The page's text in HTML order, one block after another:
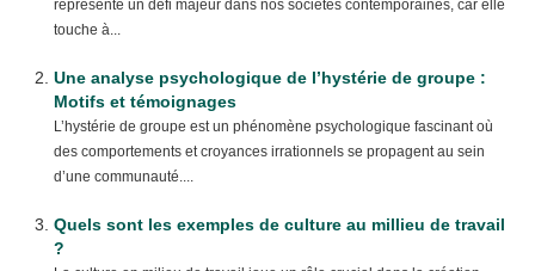
représente un défi majeur dans nos sociétés contemporaines, car elle
touche à...
Une analyse psychologique de l’hystérie de groupe :
Motifs et témoignages
L’hystérie de groupe est un phénomène psychologique fascinant où
des comportements et croyances irrationnels se propagent au sein
d’une communauté....
Quels sont les exemples de culture au millieu de travail
?